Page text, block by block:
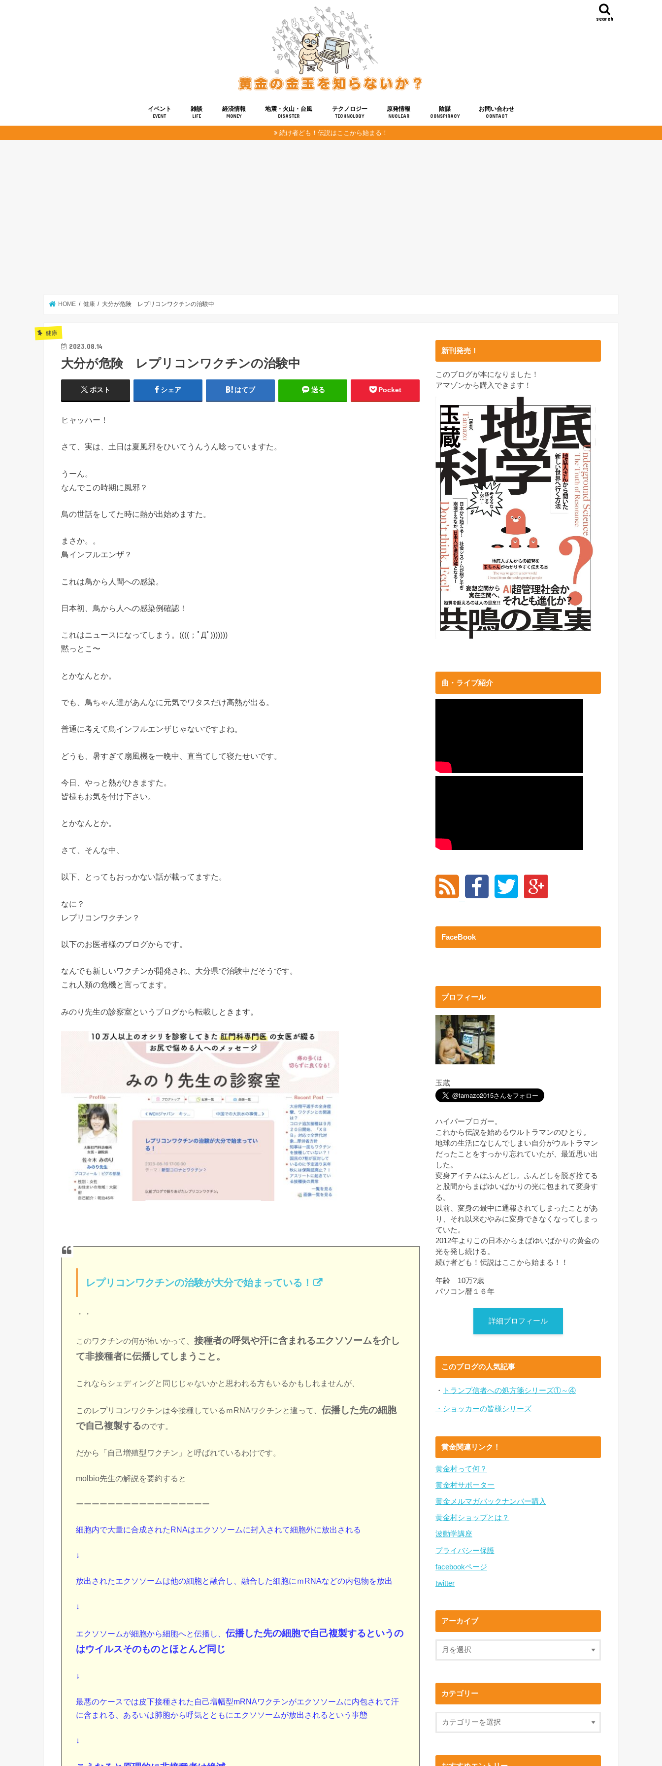
search
イベント
EVENT
雑談
LIFE
経済情報
MONEY
地震・火山・台風
DISASTER
テクノロジー
TECHNOLOGY
健康
宇宙
原発情報
NUCLEAR
陰謀
CONSPIRACY
お問い合わせ
CONTACT
続け者ども！伝説はここから始まる！
HOME 健康 大分が危険 レプリコンワクチンの治験中
健康
2023.08.14
大分が危険 レプリコンワクチンの治験中
ポスト シェア はてブ 送る Pocket
ヒャッハー！
さて、実は、土日は夏風邪をひいてうんうん唸っていますた。
うーん。
なんでこの時期に風邪？
鳥の世話をしてた時に熱が出始めますた。
まさか。。
鳥インフルエンザ？
これは鳥から人間への感染。
日本初、鳥から人への感染例確認！
これはニュースになってしまう。((((；ﾟДﾟ)))))))
黙っとこ〜
とかなんとか。
でも、鳥ちゃん達があんなに元気でワタスだけ高熱が出る。
普通に考えて鳥インフルエンザじゃないですよね。
どうも、暑すぎて扇風機を一晩中、直当てして寝たせいです。
今日、やっと熱がひきますた。
皆様もお気を付け下さい。
とかなんとか。
さて、そんな中、
以下、とってもおっかない話が載ってますた。
なに？
レプリコンワクチン？
以下のお医者様のブログからです。
なんでも新しいワクチンが開発され、大分県で治験中だそうです。
これ人類の危機と言ってます。
みのり先生の診察室というブログから転載しときます。
レプリコンワクチンの治験が大分で始まっている！
・・
このワクチンの何が怖いかって、接種者の呼気や汗に含まれるエクソソームを介し
て非接種者に伝播してしまうこと。
これならシェディングと同じじゃないかと思われる方もいるかもしれませんが、
このレプリコンワクチンは今接種しているｍRNAワクチンと違って、伝播した先の細胞
で自己複製するのです。
だから「自己増殖型ワクチン」と呼ばれているわけです。
molbio先生の解説を要約すると
ーーーーーーーーーーーーーーーーー
細胞内で大量に合成されたRNAはエクソソームに封入されて細胞外に放出される
↓
放出されたエクソソームは他の細胞と融合し、融合した細胞にｍRNAなどの内包物を放出
↓
エクソソームが細胞から細胞へと伝播し、伝播した先の細胞で自己複製するというの
はウイルスそのものとほとんど同じ
↓
最悪のケースでは皮下接種された自己増幅型mRNAワクチンがエクソソームに内包されて汗
に含まれる、あるいは肺胞から呼気とともにエクソソームが放出されるという事態
↓
新刊発売！
このブログが本になりました！
アマゾンから購入できます！
曲・ライブ紹介
FaceBook
プロフィール
玉蔵
ハイパーブロガー。
これから伝説を始めるウルトラマンのひとり。
地球の生活になじんでしまい自分がウルトラマン
だったことをすっかり忘れていたが、最近思い出
した。
変身アイテムはふんどし。ふんどしを脱ぎ捨てる
と股間からまばゆいばかりの光に包まれて変身す
る。
以前、変身の最中に通報されてしまったことがあ
り、それ以来むやみに変身できなくなってしまっ
ていた。
2012年よりこの日本からまばゆいばかりの黄金の
光を発し続ける。
続け者ども！伝説はここから始まる！！
年齢 10万?歳
パソコン暦１６年
詳細プロフィール
このブログの人気記事
・ トランプ信者への処方箋シリーズ①～④
・ショッカーの皆様シリーズ
黄金関連リンク！
黄金村って何？
黄金村サポーター
黄金メルマガバックナンバー購入
黄金村ショップとは？
波動学講座
プライバシー保護
facebookページ
twitter
アーカイブ
カテゴリー